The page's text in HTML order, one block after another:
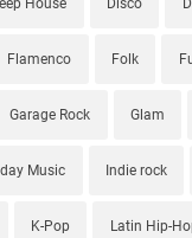
Flamenco Folk
Garage Rock Glam
Music Indie rock
K-Pop Latin Hip-